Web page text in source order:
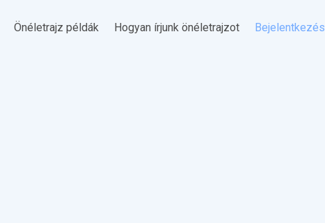
Önéletrajz példák Hogyan írjunk önéletrajzot Bejelentkezés